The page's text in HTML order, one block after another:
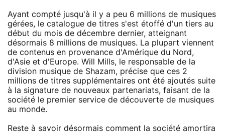
Ayant compté jusqu'à il y a peu 6 millions de musiques
gérées, le catalogue de titres s'est étoffé d'un tiers au
début du mois de décembre dernier, atteignant
désormais 8 millions de musiques. La plupart viennent
de contenus en provenance d'Amérique du Nord,
d'Asie et d'Europe. Will Mills, le responsable de la
division musique de Shazam, précise que ces 2
millions de titres supplémentaires ont été ajoutés suite
à la signature de nouveaux partenariats, faisant de la
société le premier service de découverte de musiques
au monde.
Reste à savoir désormais comment la société amortira